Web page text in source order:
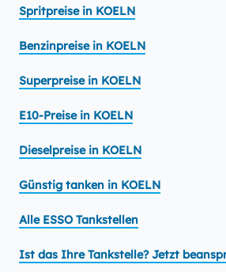
Spritpreise in KOELN
Benzinpreise in KOELN
Superpreise in KOELN
E10-Preise in KOELN
Dieselpreise in KOELN
Günstig tanken in KOELN
Alle ESSO Tankstellen
Ist das Ihre Tankstelle? Jetzt